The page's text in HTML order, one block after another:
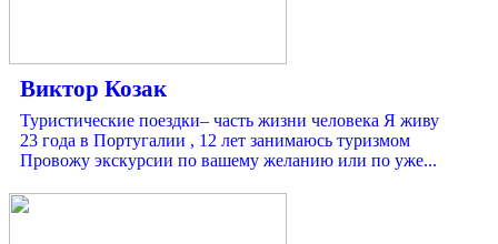
Виктор Козак
Туристические поездки– часть жизни человека Я живу
23 года в Португалии , 12 лет занимаюсь туризмом
Провожу экскурсии по вашему желанию или по уже...